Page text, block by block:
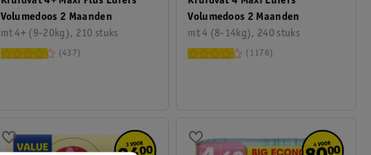
Volumedoos 2 Maanden
mt 4+ (9-20kg), 210 stuks
437
Volumedoos 2 Maanden
mt 4 (8-14kg), 240 stuks
1176